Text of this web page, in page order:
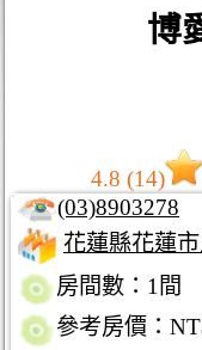
博
4.8 (14)
(03)8903278
花蓮縣花蓮
房間數：1間
參考房價：